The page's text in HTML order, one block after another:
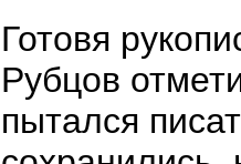
Готовя
Рубцов
пытался